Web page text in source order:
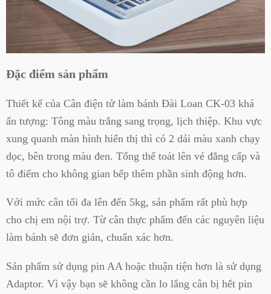
Đặc điểm sản phẩm
Thiết kế của Cân điện tử làm bánh Đài Loan CK-03 khá
ấn tượng: Tông màu trắng sang trọng, lịch thiệp. Khu vực
xung quanh màn hình hiển thị thì có 2 dải màu xanh chạy
dọc, bên trong màu đen. Tổng thể toát lên vẻ đẳng cấp và
tô điểm cho không gian bếp thêm phần sinh động hơn.
Với mức cân tối đa lên đến 5kg, sản phẩm rất phù hợp
cho chị em nội trợ. Từ cân thực phẩm đến các nguyên liệu
làm bánh sẽ đơn giản, chuẩn xác hơn.
Sản phẩm sử dụng pin AA hoặc thuận tiện hơn là sử dụng
Adaptor. Vì vậy bạn sẽ không cần lo lắng cân bị hết pin